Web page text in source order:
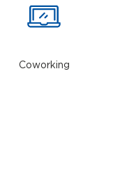
Coworking